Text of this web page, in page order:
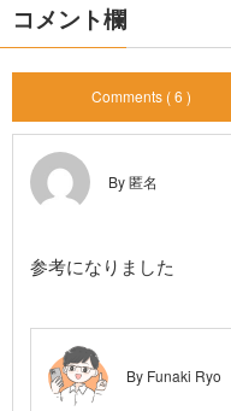
コメント欄
Comments ( 6 )
By 匿名
参考になりました
By Funaki Ryo